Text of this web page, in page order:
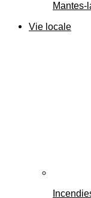
Mantes-
Vie locale